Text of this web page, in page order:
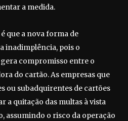
a medida.
que a nova forma de
inadimplência, pois o
compromisso entre o
do cartão. As empresas que
ou subadquirentes de cartões
a quitação das multas à vista
assumindo o risco da operação